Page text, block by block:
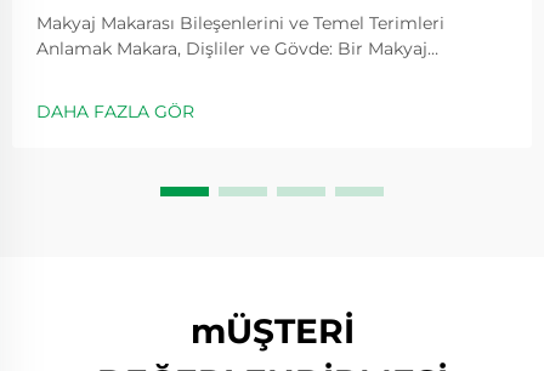
Makyaj Makarası Bileşenlerini ve Temel Terimleri
Anlamak Makara, Dişliler ve Gövde: Bir Makyaj
makaralarının merkezinde üç ana bileşen bulunur:
makara, dişliler ve gövde. Atış yaparken makara yönetir
DAHA FAZLA GÖR
mÜŞTERİ